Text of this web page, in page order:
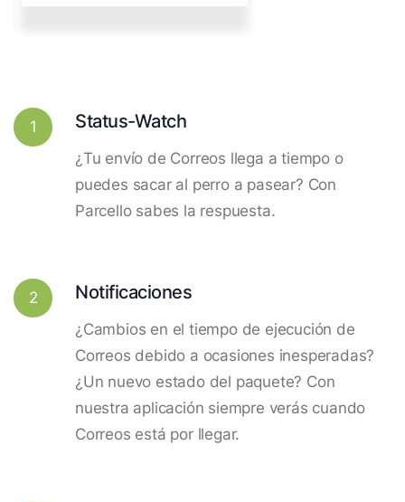
1 Status-Watch
¿Tu envío de Correos llega a tiempo o
puedes sacar al perro a pasear? Con
Parcello sabes la respuesta.
2 Notificaciones
¿Cambios en el tiempo de ejecución de
Correos debido a ocasiones inesperadas?
¿Un nuevo estado del paquete? Con
nuestra aplicación siempre verás cuando
Correos está por llegar.